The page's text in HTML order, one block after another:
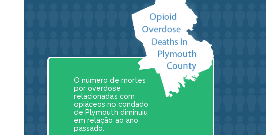
O número de mortes
por overdose
relacionadas com
opiáceos no condado
de Plymouth diminuiu
em relação ao ano
passado.